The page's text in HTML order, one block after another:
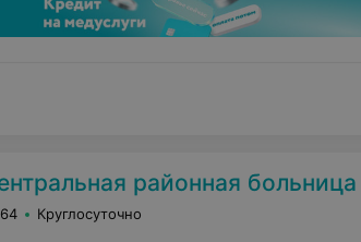
районная больница
Круглосуточно